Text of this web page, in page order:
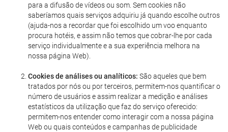
para a difusão de vídeos ou som. Sem cookies não
saberíamos quais serviços adquiriu já quando escolhe outros
(ajuda-nos a recordar que foi escolhido um voo enquanto
procura hotéis, e assim não temos que cobrar-lhe por cada
serviço individualmente e a sua experiência melhora na
nossa página Web).
Cookies de análises ou analíticos: São aqueles que bem
tratados por nós ou por terceiros, permitem-nos quantificar o
número de usuários e assim realizar a medição e análises
estatísticos da utilização que faz do serviço oferecido:
permitem-nos entender como interagir com a nossa página
Web ou quais conteúdos e campanhas de publicidade